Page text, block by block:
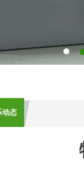
动态